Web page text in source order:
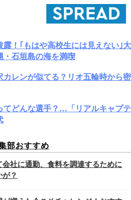
！｢もはや高校生には見えない｣大
・石垣島の海を満喫
レンが似てる？リオ五輪時から密
どんな選手？…「リアルキャプテ
部おすすめ
社に通勤、食料を調達するために
？